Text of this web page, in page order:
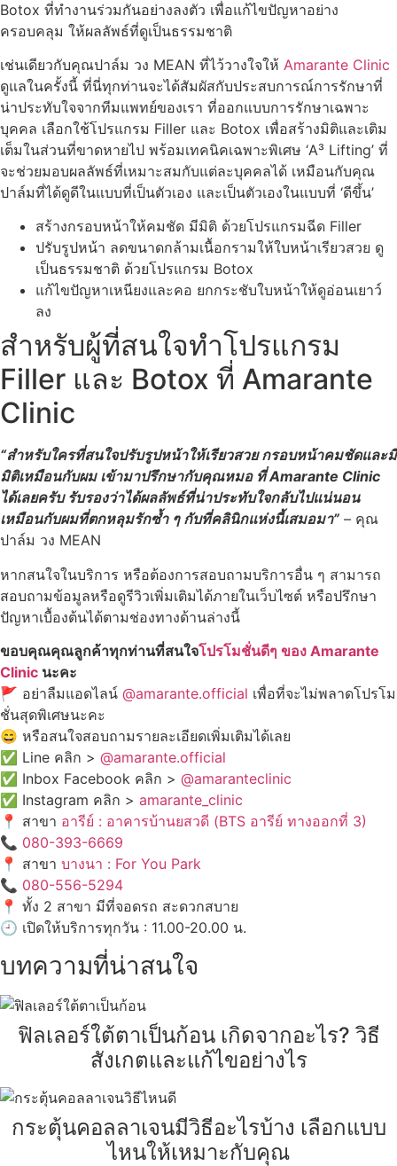
Botox ที่ทำงานร่วมกันอย่างลงตัว เพื่อแก้ไขปัญหาอย่าง
ครอบคลุม ให้ผลลัพธ์ที่ดูเป็นธรรมชาติ
เช่นเดียวกับคุณปาล์ม วง MEAN ที่ไว้วางใจให้ Amarante Clinic
ดูแลในครั้งนี้ ที่นี่ทุกท่านจะได้สัมผัสกับประสบการณ์การรักษาที่
น่าประทับใจจากทีมแพทย์ของเรา ที่ออกแบบการรักษาเฉพาะ
บุคคล เลือกใช้โปรแกรม Filler และ Botox เพื่อสร้างมิติและเติม
เต็มในส่วนที่ขาดหายไป พร้อมเทคนิคเฉพาะพิเศษ ‘A³ Lifting’ ที่
จะช่วยมอบผลลัพธ์ที่เหมาะสมกับแต่ละบุคคลได้ เหมือนกับคุณ
ปาล์มที่ได้ดูดีในแบบที่เป็นตัวเอง และเป็นตัวเองในแบบที่ ‘ดีขึ้น’
สร้างกรอบหน้าให้คมชัด มีมิติ ด้วยโปรแกรมฉีด Filler
ปรับรูปหน้า ลดขนาดกล้ามเนื้อกรามให้ใบหน้าเรียวสวย ดู
เป็นธรรมชาติ ด้วยโปรแกรม Botox
แก้ไขปัญหาเหนียงและคอ ยกกระชับใบหน้าให้ดูอ่อนเยาว์
ลง
สำหรับผู้ที่สนใจทำโปรแกรม
Filler และ Botox ที่ Amarante
Clinic
“สำหรับใครที่สนใจปรับรูปหน้าให้เรียวสวย กรอบหน้าคมชัดและมี
มิติเหมือนกับผม เข้ามาปรึกษากับคุณหมอ ที่ Amarante Clinic
ได้เลยครับ รับรองว่าได้ผลลัพธ์ที่น่าประทับใจกลับไปแน่นอน
เหมือนกับผมที่ตกหลุมรักซ้ำ ๆ กับที่คลินิกแห่งนี้เสมอมา” – คุณ
ปาล์ม วง MEAN
หากสนใจในบริการ หรือต้องการสอบถามบริการอื่น ๆ สามารถ
สอบถามข้อมูลหรือดูรีวิวเพิ่มเติมได้ภายในเว็บไซต์ หรือปรึกษา
ปัญหาเบื้องต้นได้ตามช่องทางด้านล่างนี้
ขอบคุณคุณลูกค้าทุกท่านที่สนใจโปรโมชั่นดีๆ ของ Amarante
Clinic นะคะ
🚩 อย่าลืมแอดไลน์ @amarante.official เพื่อที่จะไม่พลาดโปรโม
ชั่นสุดพิเศษนะคะ
😄 หรือสนใจสอบถามรายละเอียดเพิ่มเติมได้เลย
✅ Line คลิก > @amarante.official
✅ Inbox Facebook คลิก > @amaranteclinic
✅ Instagram คลิก > amarante_clinic
📍 สาขา อารีย์ : อาคารบ้านยสวดี (BTS อารีย์ ทางออกที่ 3)
📞 080-393-6669
📍 สาขา บางนา : For You Park
📞 080-556-5294
📍 ทั้ง 2 สาขา มีที่จอดรถ สะดวกสบาย
🕘 เปิดให้บริการทุกวัน : 11.00-20.00 น.
บทความที่น่าสนใจ
ฟิลเลอร์ใต้ตาเป็นก้อน เกิดจากอะไร? วิธี
สังเกตและแก้ไขอย่างไร
กระตุ้นคอลลาเจนมีวิธีอะไรบ้าง เลือกแบบ
ไหนให้เหมาะกับคุณ